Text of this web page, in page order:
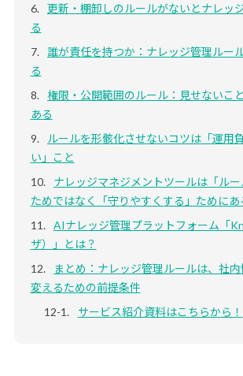
更新・棚卸しのルールがないとナレッ
る
誰が責任を持つか：ナレッジ管理ルー
る
権限・公開範囲のルール：見せないこ
ある
ルールを形骸化させないコツは「運用
い」こと
ナレッジマネジメントツールは「ルー
ためではなく「守りやすくする」ためにあ
AIナレッジ管理プラットフォーム「
ザ）」とは？
まとめ：ナレッジ管理ルールは、社内
変えるための前提条件
サービス紹介資料はこちらから！